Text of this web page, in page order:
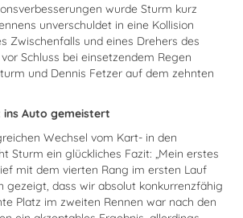
wurde Sturm kurz
unverschuldet in eine Kollision
Zwischenfalls und eines Drehers des
Schluss bei einsetzendem Regen
und Dennis Fetzer auf dem zehnten
Auto gemeistert
Wechsel vom Kart- in den
Sturm ein glückliches Fazit: „Mein erstes
mit dem vierten Rang im ersten Lauf
gezeigt, dass wir absolut konkurrenzfähig
Platz im zweiten Rennen war nach den